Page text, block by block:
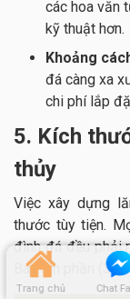
Trang chủ Chat
các hoa văn
kỹ thuật hơn.
Khoảng
đá càng xa
chi phí lắp
5. Kích
thủy
Việc xây dựng
thước tùy tiện.
đình đá đều phải
Ban âm phần